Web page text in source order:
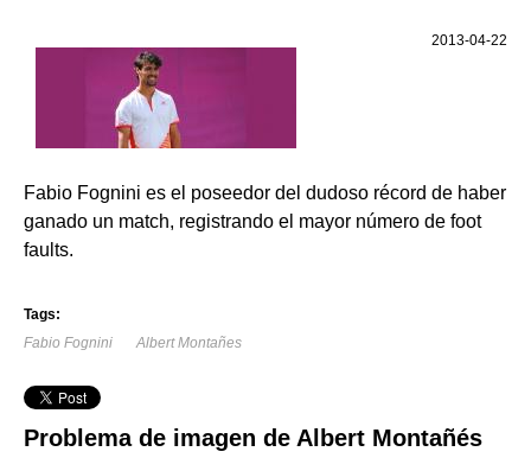
2013-04-22
Fabio Fognini es el poseedor del dudoso récord de haber
ganado un match, registrando el mayor número de foot
faults.
Tags:
Fabio Fognini
Albert Montañes
Problema de imagen de Albert Montañés